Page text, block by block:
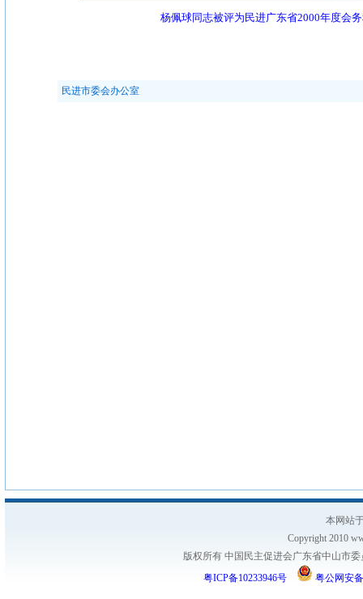
杨佩球同志被评为民进广东省2000年度会
民进市委会办公室
本网站
Copyright 2010
版权所有 中国民主促进会广东省中山市
粤ICP备10233946号
粤公网安